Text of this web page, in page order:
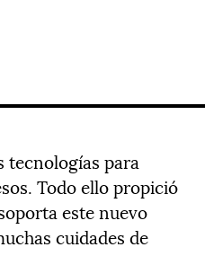
tecnologías para
Todo ello propició
este nuevo
cuidades de